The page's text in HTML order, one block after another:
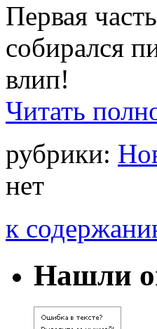
Первая
собирался
влип!
Читать
рубрики:
нет
к
Нашли